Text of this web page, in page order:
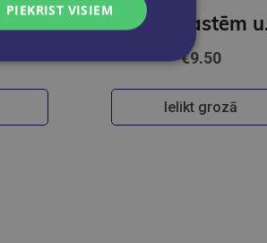
Skudriņa Kāpēcīte. Paslēpes. Atrodi un atzīmē!
€9.50
Ielikt grozā
PIEKRIST VISIEM